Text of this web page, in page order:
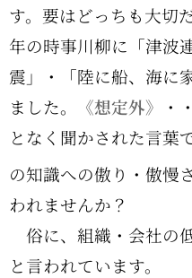
す。要はどっちも大切
年の時事川柳に「津波
震」・「陸に船、海に
ました。
《想定外》
・
となく聞かされた言葉
の知識への傲り・傲慢
われませんか？
俗に、組織・会社の
と言われています。